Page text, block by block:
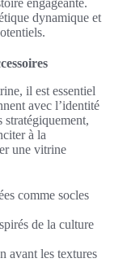
engageante.
dynamique et
il est essentiel
avec l’identité
stratégiquement,
à la
une vitrine
comme socles
de la culture
avant les textures